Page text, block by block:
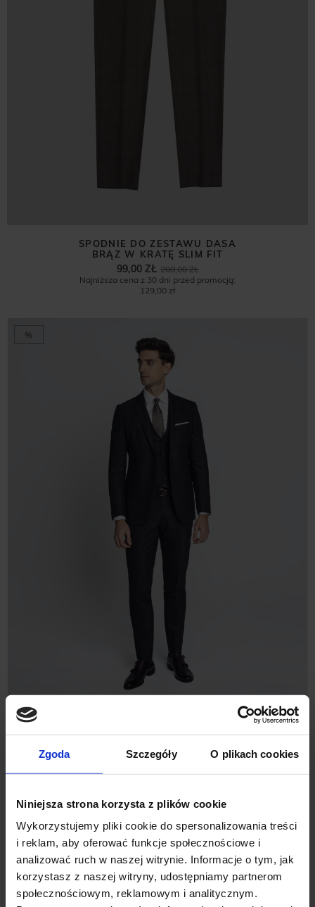
Zgoda Szczegóły O plikach cookies
Niniejsza strona korzysta z plików cookie
Wykorzystujemy pliki cookie do spersonalizowania treści
i reklam, aby oferować funkcje społecznościowe i
analizować ruch w naszej witrynie. Informacje o tym, jak
korzystasz z naszej witryny, udostępniamy partnerom
społecznościowym, reklamowym i analitycznym.
SPODNIE DO ZESTAWU DASA
BRĄZ W KRATĘ SLIM FIT
200,00 ZŁ
99,00 ZŁ
Najniższa cena z 30 dni przed promocją:
129,00 zł
%
MONREALE BORDO SLIM FIT
399,00 ZŁ
99,00 ZŁ
Najniższa cena z 30 dni przed promocją: